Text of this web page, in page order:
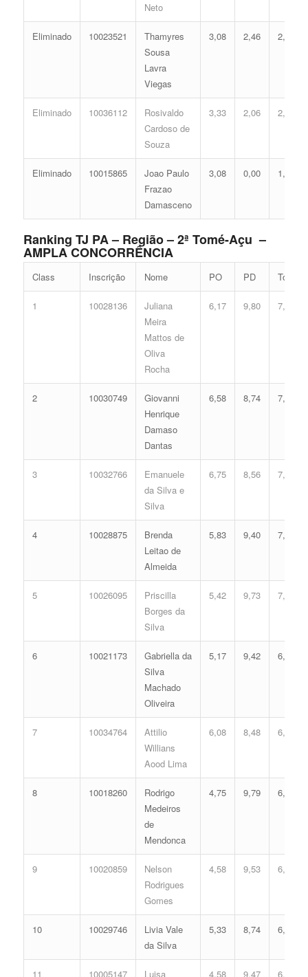
Neto
Eliminado 10023521
Thamyres
Sousa
Lavra
Viegas
3,08 2,46 2,64
Eliminado 10036112
Rosivaldo
Cardoso de
Souza
3,33 2,06 2,57
Eliminado 10015865
Joao Paulo
Frazao
Damasceno
3,08 0,00 1,47
Ranking TJ PA – Região – 2ª Tomé-Açu –
AMPLA CONCORRÊNCIA
Class Inscrição Nome PO PD Total
1 10028136
Juliana
Meira
Mattos de
Oliva
Rocha
6,17 9,80 7,60
2 10030749
Giovanni
Henrique
Damaso
Dantas
6,58 8,74 7,30
3 10032766
Emanuele
da Silva e
Silva
6,75 8,56 7,29
4 10028875
Brenda
Leitao de
Almeida
5,83 9,40 7,25
5 10026095
Priscilla
Borges da
Silva
5,42 9,73 7,21
6 10021173
Gabriella da
Silva
Machado
Oliveira
5,17 9,42 6,95
7 10034764
Attilio
Willians
Aood Lima
6,08 8,48 6,93
8 10018260
Rodrigo
Medeiros
de
Mendonca
4,75 9,79 6,92
9 10020859
Nelson
Rodrigues
Gomes
4,58 9,53 6,72
10 10029746
Livia Vale
da Silva
5,33 8,74 6,70
11 10005147 Luisa 4,58 9,47 6,69